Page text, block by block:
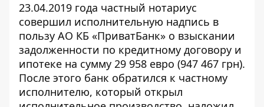
23.04.2019 года частный нотариус
совершил исполнительную надпись в
пользу АО КБ «ПриватБанк» о взыскании
задолженности по кредитному договору и
ипотеке на сумму 29 958 евро (947 467 грн).
После этого банк обратился к частному
исполнителю, который открыл